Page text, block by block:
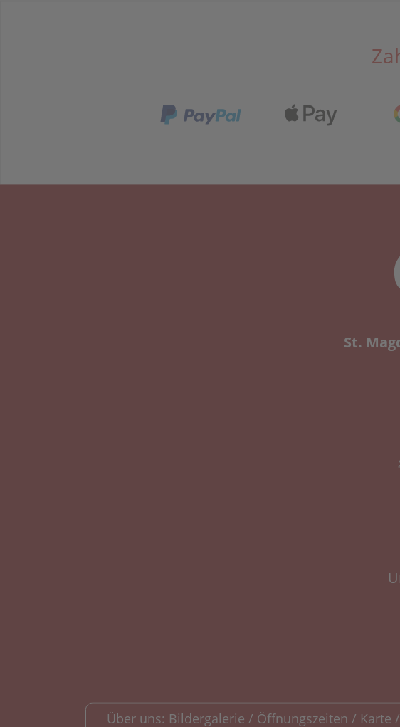
St.
Über uns: Bildergalerie / Öffnungszeiten / Karte